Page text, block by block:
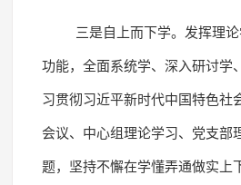
三是自上而下学。发挥理
功能，全面系统学、深入研讨学
习贯彻习近平新时代中国特色社
会议、中心组理论学习、党支部
题，坚持不懈在学懂弄通做实上